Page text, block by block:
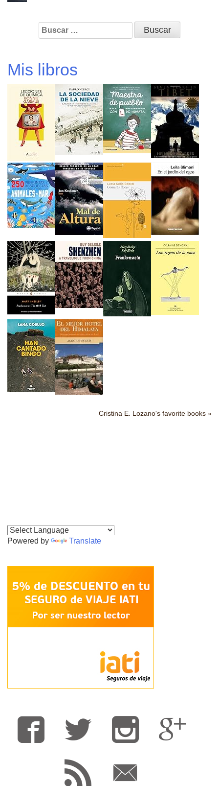
Buscar:
Mis libros
Cristina E. Lozano's favorite books »
Powered by Translate